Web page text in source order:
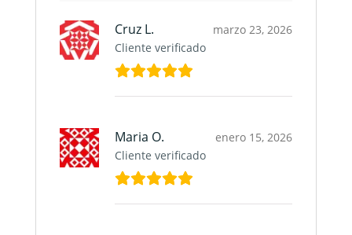
Cruz L.
Cliente verificado
marzo 23, 2026
Maria O.
Cliente verificado
enero 15, 2026